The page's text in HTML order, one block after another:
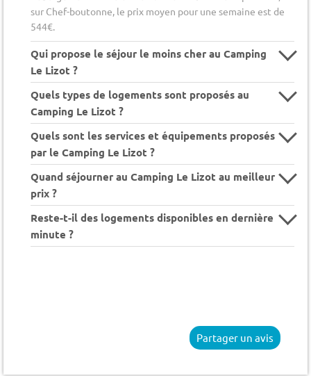
sur Chef-boutonne, le prix moyen pour une semaine est de
544€.
Qui propose le séjour le moins cher au Camping
Le Lizot ?
Quels types de logements sont proposés au
Camping Le Lizot ?
Quels sont les services et équipements proposés
par le Camping Le Lizot ?
Quand séjourner au Camping Le Lizot au meilleur
prix ?
Reste-t-il des logements disponibles en dernière
minute ?
Partager un avis